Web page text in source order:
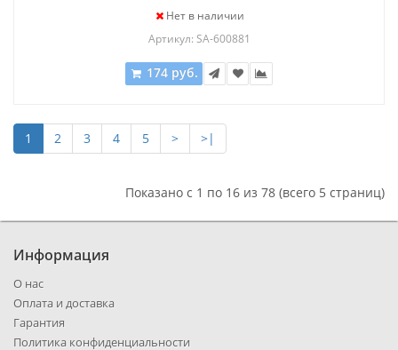
Нет в наличии
Артикул: SA-600881
174 руб.
1 2 3 4 5 > >|
Показано с 1 по 16 из 78 (всего 5 страниц)
Информация
О нас
Оплата и доставка
Гарантия
Политика конфиденциальности